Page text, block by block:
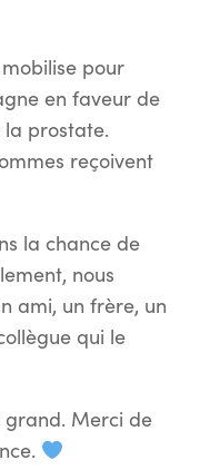
mobilise pour
en faveur de
la prostate.
reçoivent
la chance de
nous
ami, un frère, un
qui le
grand. Merci de